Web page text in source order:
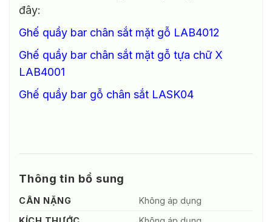
đây:
Ghế quầy bar chân sắt mặt gỗ LAB4012
Ghế quầy bar chân sắt mặt gỗ tựa chữ X
LAB4001
Ghế quầy bar gỗ chân sắt LASK04
Thông tin bổ sung
CÂN NẶNG
Không áp dụng